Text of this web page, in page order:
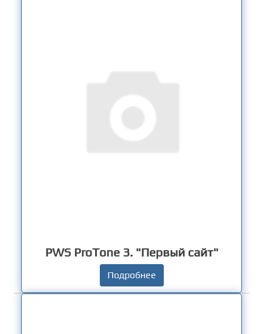
PWS ProTone 3. "Первый сайт"
Подробнее